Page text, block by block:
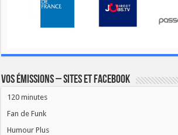
Vos émissions – Sites et Facebook
120 minutes
Fan de Funk
Humour Plus